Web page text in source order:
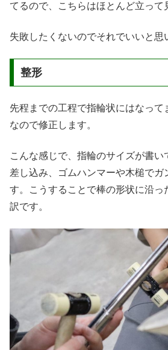
てるので、こちらはほとんど立って
失敗したくないのでそれでいいと思
整形
先程までの工程で指輪状にはなって
なので修正します。
こんな感じで、指輪のサイズが書い
差し込み、ゴムハンマーや木槌でガ
す。こうすることで棒の形状に沿っ
訳です。